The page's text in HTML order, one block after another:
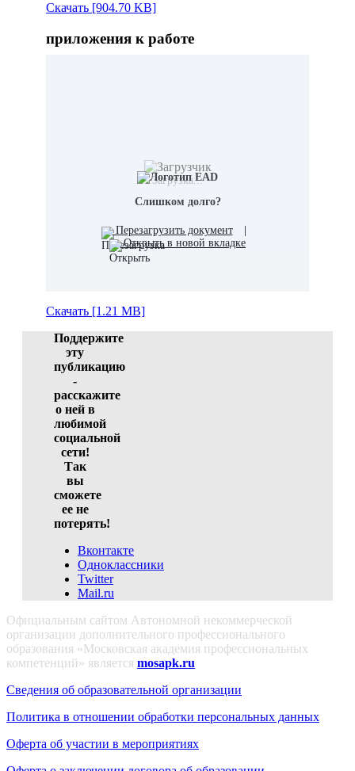
Скачать [904.70 KB]
приложения к работе
Загрузка...
Слишком долго?
Перезагрузить документ
Открыть в новой вкладке
Скачать [1.21 MB]
Поддержите
эту
публикацию
-
расскажите
о ней в
любимой
социальной
сети!
Так
вы
сможете
ее не
потерять!
Вконтакте
Одноклассники
Twitter
Mail.ru
Официальным сайтом Автономной некоммерческой
организации дополнительного профессионального
образования «Московская академия профессиональных
компетенций» является mosapk.ru
Сведения об образовательной организации
Политика в отношении обработки персональных данных
Оферта об участии в мероприятиях